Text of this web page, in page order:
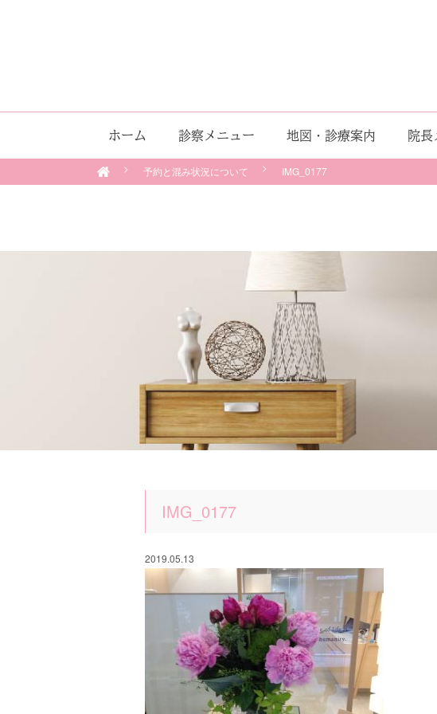
ホーム 診察メニュー 地図・診療案内 院長
予約と混み状況について IMG_0177
IMG_0177
2019.05.13